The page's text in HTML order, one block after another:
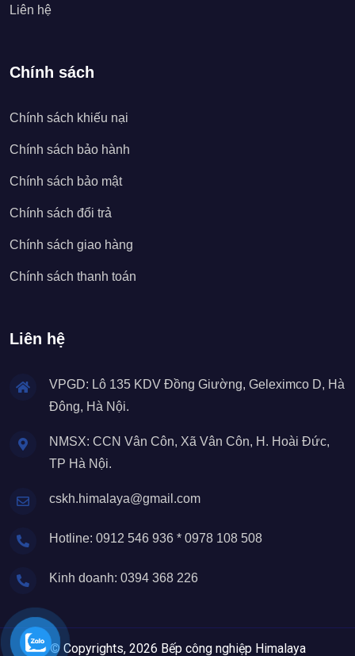
Liên hệ
Chính sách
Chính sách khiếu nại
Chính sách bảo hành
Chính sách bảo mật
Chính sách đổi trả
Chính sách giao hàng
Chính sách thanh toán
Liên hệ
VPGD: Lô 135 KDV Đồng Giường, Geleximco D, Hà
Đông, Hà Nội.
NMSX: CCN Vân Côn, Xã Vân Côn, H. Hoài Đức,
TP Hà Nội.
cskh.himalaya@gmail.com
Hotline: 0912 546 936 * 0978 108 508
Kinh doanh: 0394 368 226
© Copyrights, 2026 Bếp công nghiệp Himalaya